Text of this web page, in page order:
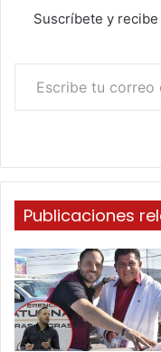
Suscríbete y
Escribe tu correo electrónico…
Publicaciones